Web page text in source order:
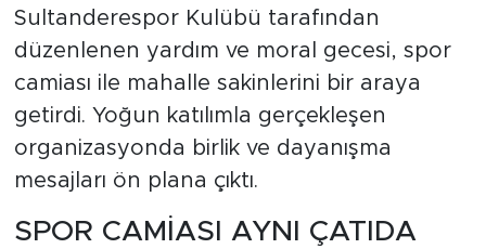
Sultanderespor Kulübü tarafından
düzenlenen yardım ve moral gecesi, spor
camiası ile mahalle sakinlerini bir araya
getirdi. Yoğun katılımla gerçekleşen
organizasyonda birlik ve dayanışma
mesajları ön plana çıktı.
SPOR CAMİASI AYNI ÇATIDA